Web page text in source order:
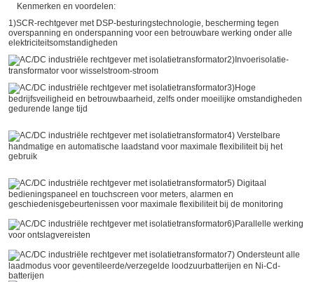
Kenmerken en voordelen:
1)SCR-rechtgever met DSP-besturingstechnologie, bescherming tegen
overspanning en onderspanning voor een betrouwbare werking onder alle
elektriciteitsomstandigheden
2)Invoerisolatie-
transformator voor wisselstroom-stroom
3)Hoge
bedrijfsveiligheid en betrouwbaarheid, zelfs onder moeilijke omstandigheden
gedurende lange tijd
4) Verstelbare
handmatige en automatische laadstand voor maximale flexibiliteit bij het
gebruik
5) Digitaal
bedieningspaneel en touchscreen voor meters, alarmen en
geschiedenisgebeurtenissen voor maximale flexibiliteit bij de monitoring
6)Parallelle werking
voor ontslagvereisten
7) Ondersteunt alle
laadmodus voor geventileerde/verzegelde loodzuurbatterijen en Ni-Cd-
batterijen